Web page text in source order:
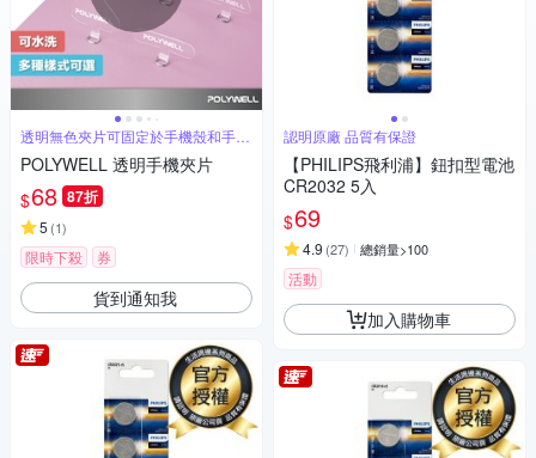
透明無色夾片可固定於手機殼和手機
背蓋間
POLYWELL 透明手機夾片
$68 87折
5 (1)
限時下殺 券
貨到通知我
認明原廠 品質有保證
【PHILIPS飛利浦】鈕扣型電池
CR2032 5入
$69
4.9 (27) 總銷量>100
活動
加入購物車